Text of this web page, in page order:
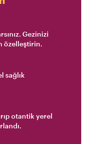
Gezinizi
özelleştirin.
sağlık
otantik yerel